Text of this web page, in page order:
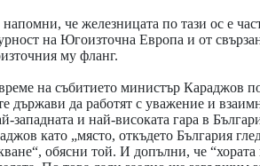
че железницата по тази ос е
на Югоизточна Европа и от
му фланг.
на събитието министър Караджов
държави да работят с уважение и
западната и най-високата гара в
като „място, откъдето България
обясни той. И допълни, че